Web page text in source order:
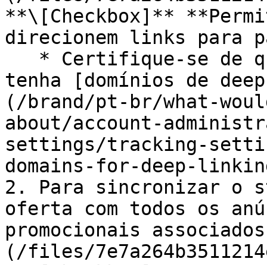
**\[Checkbox]**
direcionem links para
tenha [domínios de
(/brand/pt-br/what-
about/account-
settings/tracking-
domains-for-deep-
2. Para sincronizar o
oferta com todos os
promocionais
(/files/